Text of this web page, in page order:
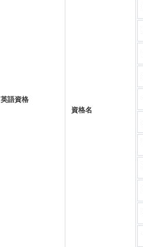
英語資格
資格名